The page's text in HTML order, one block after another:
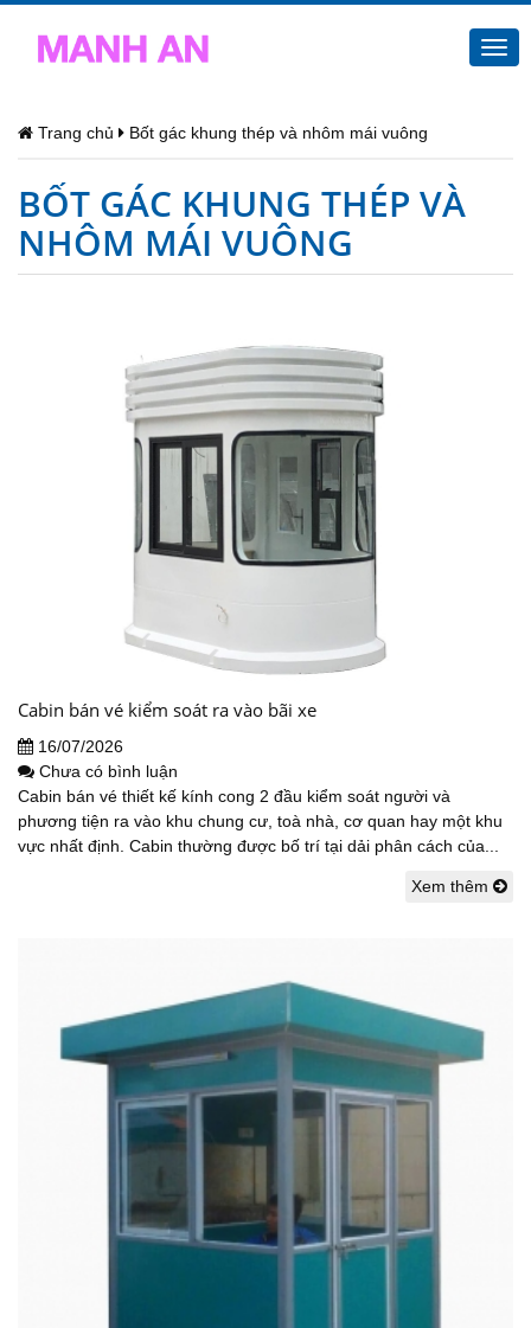
Trang chủ Bốt gác khung thép và nhôm mái vuông
BỐT GÁC KHUNG THÉP VÀ
NHÔM MÁI VUÔNG
Cabin bán vé kiểm soát ra vào bãi xe
16/07/2026
Chưa có bình luận
Cabin bán vé thiết kế kính cong 2 đầu kiểm soát người và
phương tiện ra vào khu chung cư, toà nhà, cơ quan hay một khu
vực nhất định. Cabin thường được bố trí tại dải phân cách của...
Xem thêm